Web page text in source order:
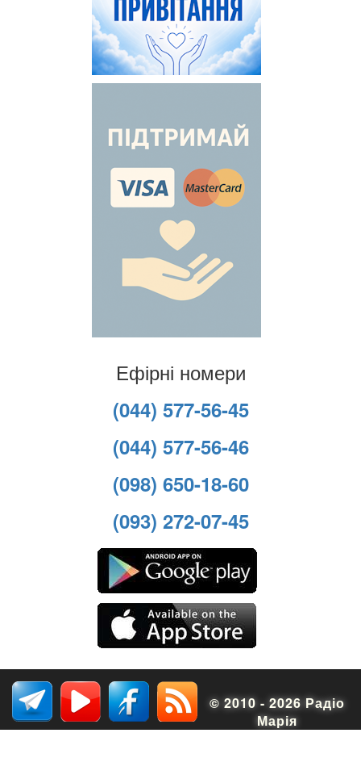
Ефірні номери
(044) 577-56-45
(044) 577-56-46
(098) 650-18-60
(093) 272-07-45
© 2010 - 2026 Радіо
Марія